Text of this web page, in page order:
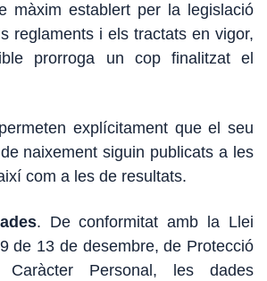
màxim establert per la legislació
reglaments i els tractats en vigor,
prorroga un cop finalitzat el
explícitament que el seu
naixement siguin publicats a les
com a les de resultats.
. De conformitat amb la Llei
de 13 de desembre, de Protecció
Personal, les dades